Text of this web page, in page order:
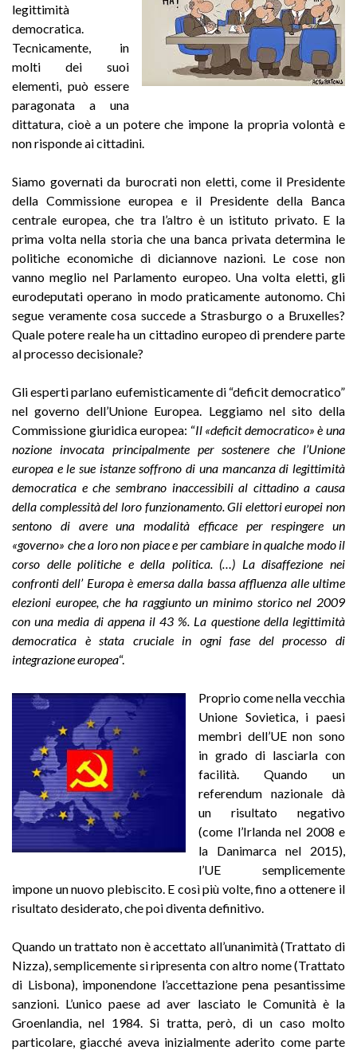
legittimità
democratica.
Tecnicamente, in
molti dei suoi
elementi, può essere
paragonata a una
dittatura, cioè a un potere che impone la propria volontà e
non risponde ai cittadini.
Siamo governati da burocrati non eletti, come il Presidente
della Commissione europea e il Presidente della Banca
centrale europea, che tra l’altro è un istituto privato. E la
prima volta nella storia che una banca privata determina le
politiche economiche di diciannove nazioni. Le cose non
vanno meglio nel Parlamento europeo. Una volta eletti, gli
eurodeputati operano in modo praticamente autonomo. Chi
segue veramente cosa succede a Strasburgo o a Bruxelles?
Quale potere reale ha un cittadino europeo di prendere parte
al processo decisionale?
Gli esperti parlano eufemisticamente di “deficit democratico”
nel governo dell’Unione Europea. Leggiamo nel sito della
Commissione giuridica europea: “Il «deficit democratico» è una
nozione invocata principalmente per sostenere che l’Unione
europea e le sue istanze soffrono di una mancanza di legittimità
democratica e che sembrano inaccessibili al cittadino a causa
della complessità del loro funzionamento. Gli elettori europei non
sentono di avere una modalità efficace per respingere un
«governo» che a loro non piace e per cambiare in qualche modo il
corso delle politiche e della politica. (…) La disaffezione nei
confronti dell’ Europa è emersa dalla bassa affluenza alle ultime
elezioni europee, che ha raggiunto un minimo storico nel 2009
con una media di appena il 43 %. La questione della legittimità
democratica è stata cruciale in ogni fase del processo di
integrazione europea“.
Proprio come nella vecchia
Unione Sovietica, i paesi
membri dell’UE non sono
in grado di lasciarla con
facilità. Quando un
referendum nazionale dà
un risultato negativo
(come l’Irlanda nel 2008 e
la Danimarca nel 2015),
l’UE semplicemente
impone un nuovo plebiscito. E così più volte, fino a ottenere il
risultato desiderato, che poi diventa definitivo.
Quando un trattato non è accettato all’unanimità (Trattato di
Nizza), semplicemente si ripresenta con altro nome (Trattato
di Lisbona), imponendone l’accettazione pena pesantissime
sanzioni. L’unico paese ad aver lasciato le Comunità è la
Groenlandia, nel 1984. Si tratta, però, di un caso molto
particolare, giacché aveva inizialmente aderito come parte